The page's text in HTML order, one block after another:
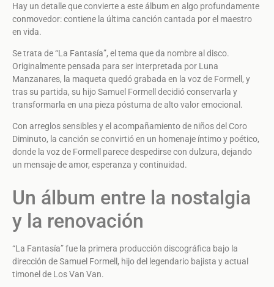
Hay un detalle que convierte a este álbum en algo profundamente
conmovedor: contiene la última canción cantada por el maestro
en vida.
Se trata de “La Fantasía”, el tema que da nombre al disco.
Originalmente pensada para ser interpretada por Luna
Manzanares, la maqueta quedó grabada en la voz de Formell, y
tras su partida, su hijo Samuel Formell decidió conservarla y
transformarla en una pieza póstuma de alto valor emocional.
Con arreglos sensibles y el acompañamiento de niños del Coro
Diminuto, la canción se convirtió en un homenaje íntimo y poético,
donde la voz de Formell parece despedirse con dulzura, dejando
un mensaje de amor, esperanza y continuidad.
Un álbum entre la nostalgia
y la renovación
“La Fantasía” fue la primera producción discográfica bajo la
dirección de Samuel Formell, hijo del legendario bajista y actual
timonel de Los Van Van.